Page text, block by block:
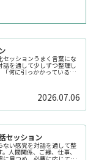
ッションうまく言葉にな
話を通して少しずつ整理し
何に引っかかっているの
を整理したい」そんな時
2026.07.06
セッション
ない感覚を対話を通して整
人間関係、ご縁、仕事、